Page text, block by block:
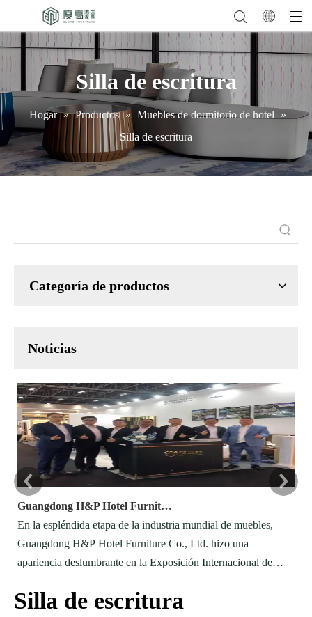
Silla de escritura
Hogar » Productos » Muebles de dormitorio de hotel
»
Silla de escritura
Categoría de productos
Noticias
Guangdong H&P Hotel Furniture brilla en la exposición de muebles internacionales de Dubai
En la espléndida etapa de la industria mundial de muebles,
Guangdong H&P Hotel Furniture Co., Ltd. hizo una
apariencia deslumbrante en la Exposición Internacional de
Emiratos Árabes Unidos del 27 de mayo al 29 de mayo, 2025.
Silla de escritura